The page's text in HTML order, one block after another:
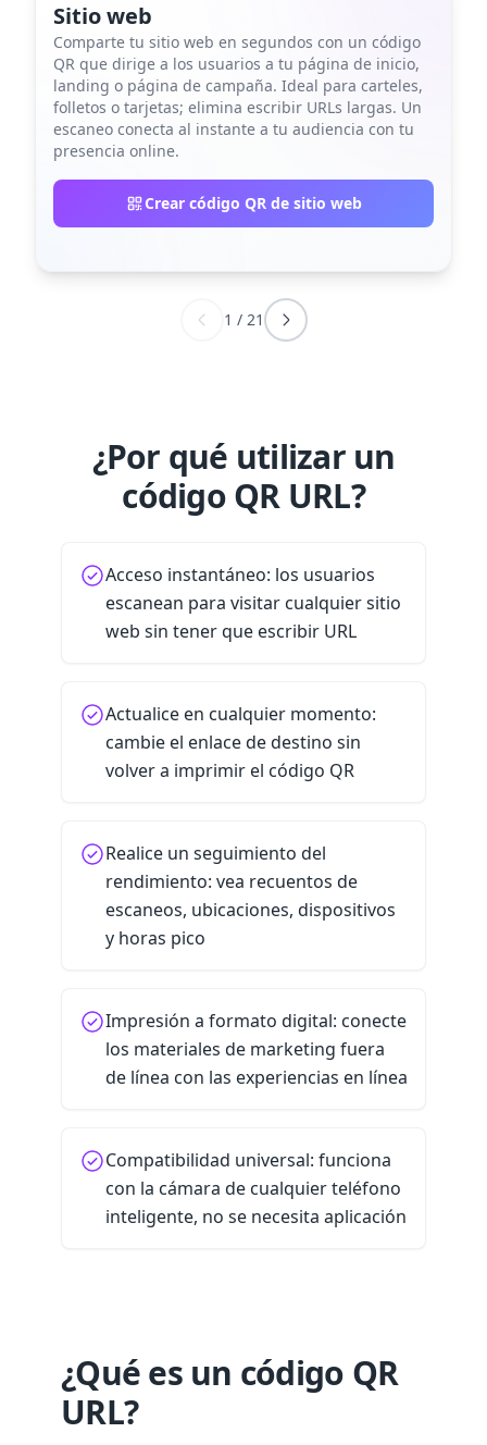
Sitio web
Comparte tu sitio web en segundos con un código
QR que dirige a los usuarios a tu página de inicio,
landing o página de campaña. Ideal para carteles,
folletos o tarjetas; elimina escribir URLs largas. Un
escaneo conecta al instante a tu audiencia con tu
presencia online.
Crear código QR de sitio web
1 / 21
¿Por qué utilizar un
código QR URL?
Acceso instantáneo: los usuarios
escanean para visitar cualquier sitio
web sin tener que escribir URL
Actualice en cualquier momento:
cambie el enlace de destino sin
volver a imprimir el código QR
Realice un seguimiento del
rendimiento: vea recuentos de
escaneos, ubicaciones, dispositivos
y horas pico
Impresión a formato digital: conecte
los materiales de marketing fuera
de línea con las experiencias en línea
Compatibilidad universal: funciona
con la cámara de cualquier teléfono
inteligente, no se necesita aplicación
¿Qué es un código QR
URL?